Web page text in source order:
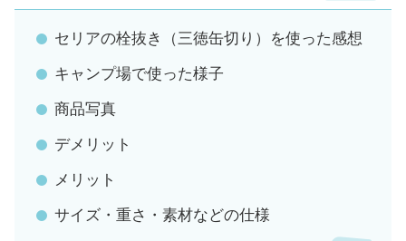
セリアの栓抜き（三徳缶切り）を使った感想
キャンプ場で使った様子
商品写真
デメリット
メリット
サイズ・重さ・素材などの仕様